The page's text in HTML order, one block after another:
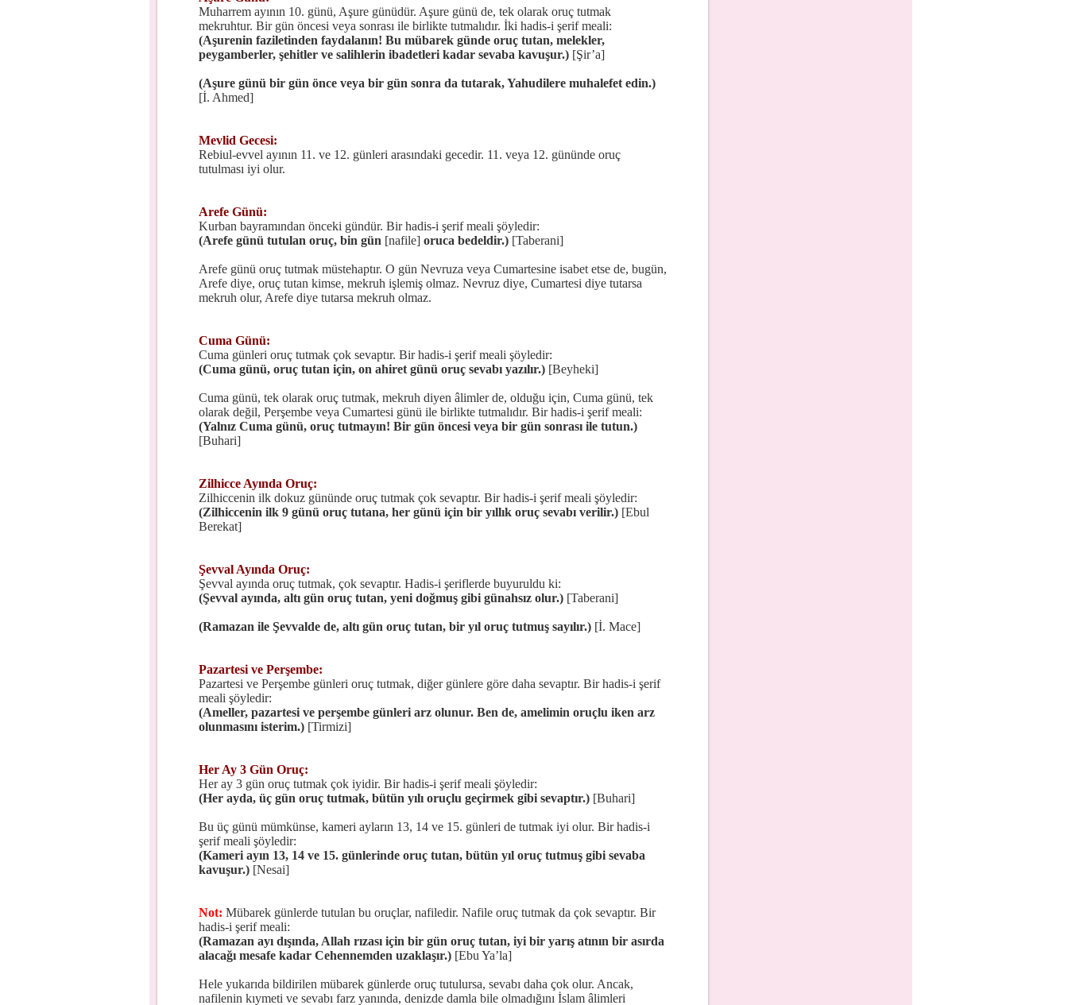
Muharrem ayının 10. günü, Aşure günüdür. Aşure günü de, tek olarak oruç tutmak
mekruhtur. Bir gün öncesi veya sonrası ile birlikte tutmalıdır. İki hadis-i şerif meali:
(Aşurenin faziletinden faydalanın! Bu mübarek günde oruç tutan, melekler,
peygamberler, şehitler ve salihlerin ibadetleri kadar sevaba kavuşur.) [Şir’a]
(Aşure günü bir gün önce veya bir gün sonra da tutarak, Yahudilere muhalefet edin.)
[İ. Ahmed]
Mevlid Gecesi:
Rebiul-evvel ayının 11. ve 12. günleri arasındaki gecedir. 11. veya 12. gününde oruç
tutulması iyi olur.
Arefe Günü:
Kurban bayramından önceki gündür. Bir hadis-i şerif meali şöyledir:
(Arefe günü tutulan oruç, bin gün [nafile] oruca bedeldir.)[Taberani]
Arefe günü oruç tutmak müstehaptır. O gün Nevruza veya Cumartesine isabet etse de, bugün,
Arefe diye, oruç tutan kimse, mekruh işlemiş olmaz. Nevruz diye, Cumartesi diye tutarsa
mekruh olur, Arefe diye tutarsa mekruh olmaz.
Cuma Günü:
Cuma günleri oruç tutmak çok sevaptır. Bir hadis-i şerif meali şöyledir:
(Cuma günü, oruç tutan için, on ahiret günü oruç sevabı yazılır.)[Beyheki]
Cuma günü, tek olarak oruç tutmak, mekruh diyen âlimler de, olduğu için, Cuma günü, tek
olarak değil, Perşembe veya Cumartesi günü ile birlikte tutmalıdır. Bir hadis-i şerif meali:
(Yalnız Cuma günü, oruç tutmayın! Bir gün öncesi veya bir gün sonrası ile tutun.)
[Buhari]
Zilhicce Ayında Oruç:
Zilhiccenin ilk dokuz gününde oruç tutmak çok sevaptır. Bir hadis-i şerif meali şöyledir:
(Zilhiccenin ilk 9 günü oruç tutana, her günü için bir yıllık oruç sevabı verilir.) [Ebul
Berekat]
Şevval Ayında Oruç:
Şevval ayında oruç tutmak, çok sevaptır. Hadis-i şeriflerde buyuruldu ki:
(Şevval ayında, altı gün oruç tutan, yeni doğmuş gibi günahsız olur.)[Taberani]
(Ramazan ile Şevvalde de, altı gün oruç tutan, bir yıl oruç tutmuş sayılır.)[İ. Mace]
Pazartesi ve Perşembe:
Pazartesi ve Perşembe günleri oruç tutmak, diğer günlere göre daha sevaptır. Bir hadis-i şerif
meali şöyledir:
(Ameller, pazartesi ve perşembe günleri arz olunur. Ben de, amelimin oruçlu iken arz
olunmasını isterim.)[Tirmizi]
Her Ay 3 Gün Oruç:
Her ay 3 gün oruç tutmak çok iyidir. Bir hadis-i şerif meali şöyledir:
(Her ayda, üç gün oruç tutmak, bütün yılı oruçlu geçirmek gibi sevaptır.)[Buhari]
Bu üç günü mümkünse, kameri ayların 13, 14 ve 15. günleri de tutmak iyi olur. Bir hadis-i
şerif meali şöyledir:
(Kameri ayın 13, 14 ve 15. günlerinde oruç tutan, bütün yıl oruç tutmuş gibi sevaba
kavuşur.)[Nesai]
Not: Mübarek günlerde tutulan bu oruçlar, nafiledir. Nafile oruç tutmak da çok sevaptır. Bir
hadis-i şerif meali:
(Ramazan ayı dışında, Allah rızası için bir gün oruç tutan, iyi bir yarış atının bir asırda
alacağı mesafe kadar Cehennemden uzaklaşır.)[Ebu Ya’la]
Hele yukarıda bildirilen mübarek günlerde oruç tutulursa, sevabı daha çok olur. Ancak,
nafilenin kıymeti ve sevabı farz yanında, denizde damla bile olmadığını İslam âlimleri